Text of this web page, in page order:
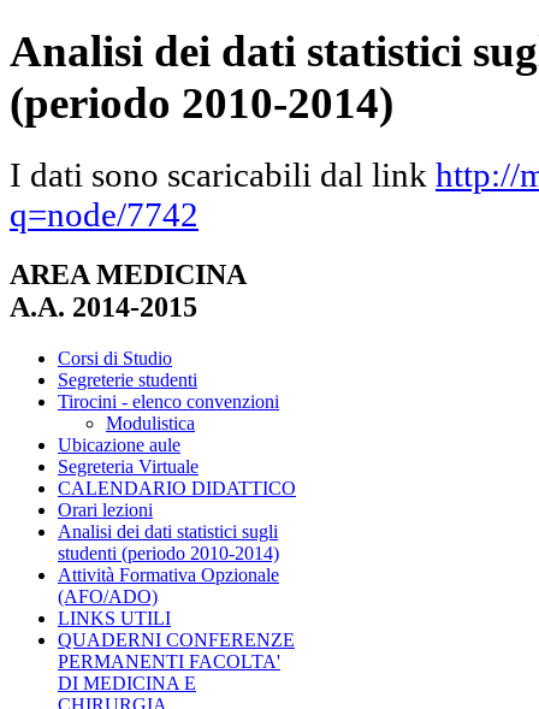
Analisi dei dati statistici
(periodo 2010-2014)
I dati sono scaricabili dal link http://
q=node/7742
AREA MEDICINA
A.A. 2014-2015
Corsi di Studio
Segreterie studenti
Tirocini - elenco convenzioni
Modulistica
Ubicazione aule
Segreteria Virtuale
CALENDARIO DIDATTICO
Orari lezioni
Analisi dei dati statistici sugli
studenti (periodo 2010-2014)
Attività Formativa Opzionale
(AFO/ADO)
LINKS UTILI
QUADERNI CONFERENZE
PERMANENTI FACOLTA'
DI MEDICINA E
CHIRURGIA